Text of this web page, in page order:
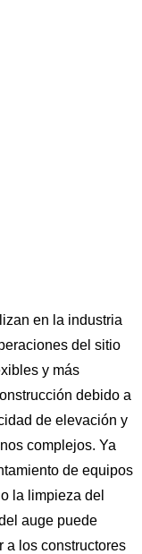
en la industria
del sitio
y más
debido a
de elevación y
complejos. Ya
de equipos
la limpieza del
auge puede
a los constructores